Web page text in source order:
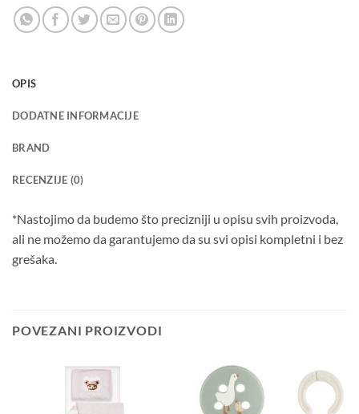
OPIS
DODATNE INFORMACIJE
BRAND
RECENZIJE (0)
*Nastojimo da budemo što precizniji u opisu svih proizvoda,
ali ne možemo da garantujemo da su svi opisi kompletni i bez
grešaka.
POVEZANI PROIZVODI